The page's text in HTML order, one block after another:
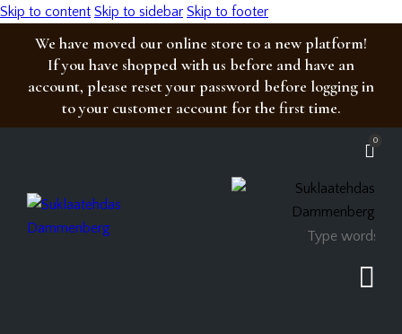
Skip to content Skip to sidebar Skip to footer
We have moved our online store to a new platform!
If you have shopped with us before and have an
account, please reset your password before logging in
to your customer account for the first time.
0